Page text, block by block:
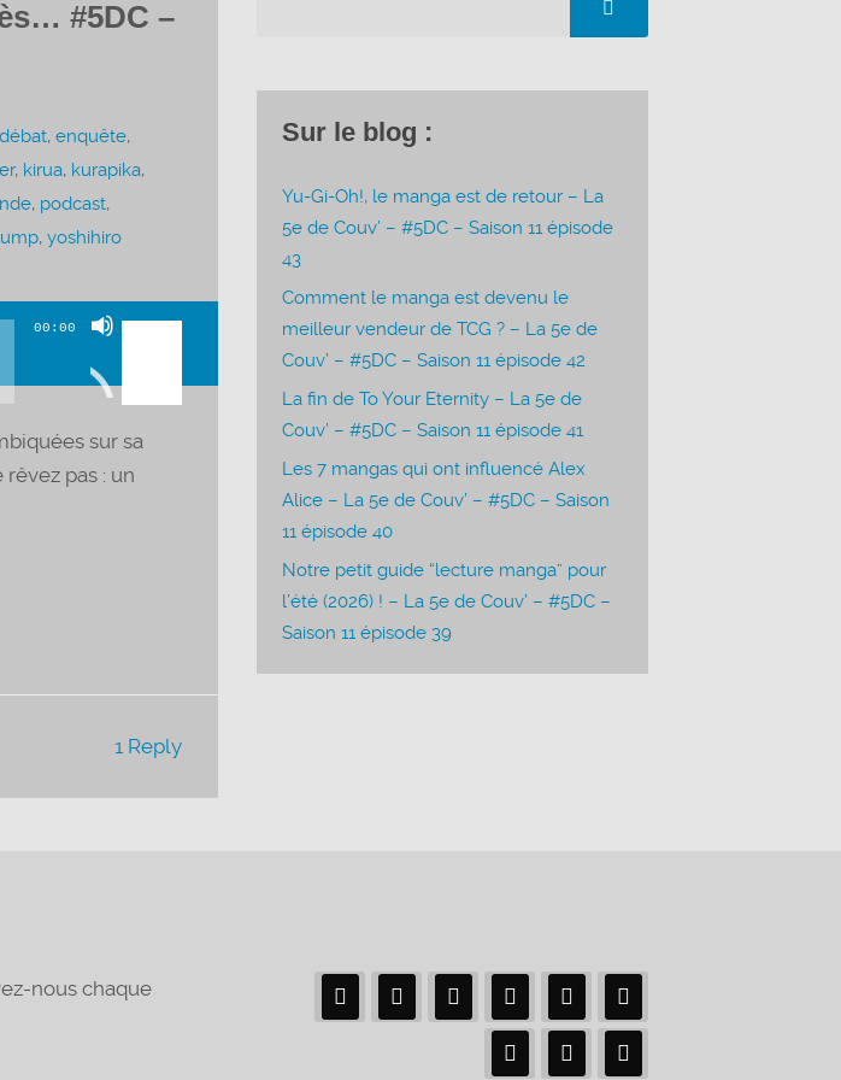
#5DC –
débat, enquête,
, kirua, kurapika,
, podcast,
, yoshihiro
00:00
Utilisez
flèches
pour
augmenter
sur sa
pas : un
1 Reply
Sur le blog :
Yu-Gi-Oh!, le manga est de retour – La
5e de Couv’ – #5DC – Saison 11 épisode
43
Comment le manga est devenu le
meilleur vendeur de TCG ? – La 5e de
Couv’ – #5DC – Saison 11 épisode 42
La fin de To Your Eternity – La 5e de
Couv’ – #5DC – Saison 11 épisode 41
Les 7 mangas qui ont influencé Alex
Alice – La 5e de Couv’ – #5DC – Saison
11 épisode 40
Notre petit guide “lecture manga” pour
l’été (2026) ! – La 5e de Couv’ – #5DC –
Saison 11 épisode 39
nous chaque